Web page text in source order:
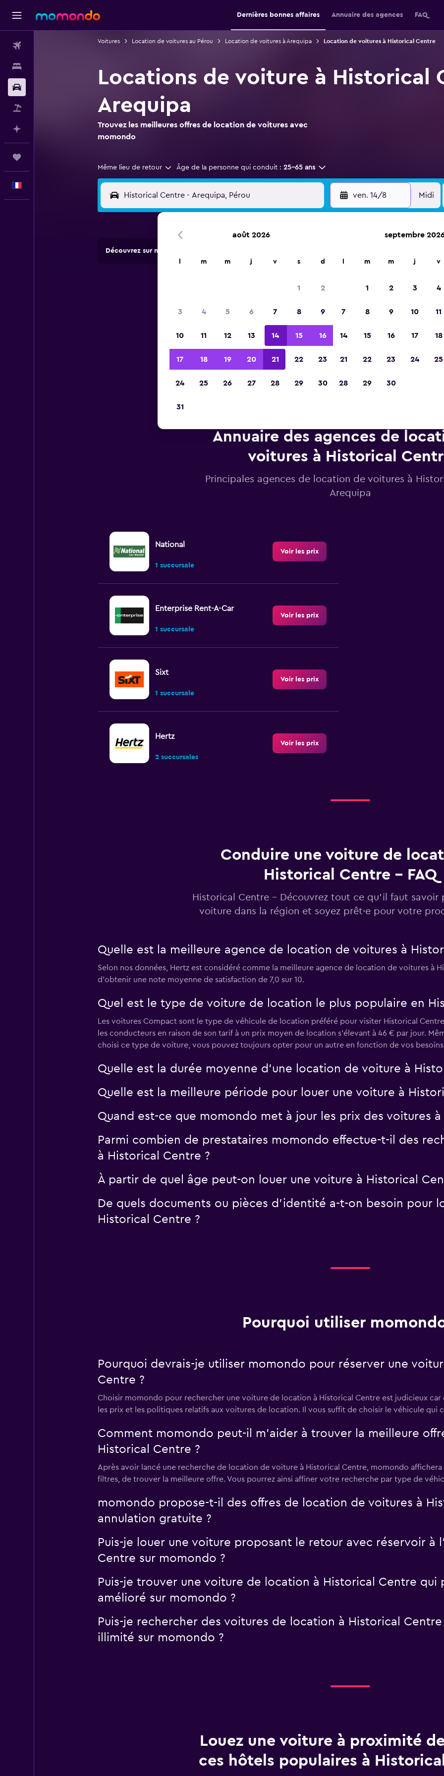
Dernières bonnes affaires Annuaire des agences FAQ
Voitures Location de voitures au Pérou Location de voitures à Arequipa Location de voitures à Historical Centre
Locations de voiture à Historical
Arequipa
Trouvez les meilleures offres de location de voitures avec
momondo
Même lieu de retour Âge de la personne qui conduit : 25-65 ans
ven. 14/8 Midi
Découvrez sur momondo des offres d'agences de location dans plus de 70 000 endroits.
2023
Annuaire des agences de
voitures à Historical
Principales agences de location de voitures à
Arequipa
National
1 succursale
Voir les prix
Enterprise Rent-A-Car
1 succursale
Voir les prix
Sixt
1 succursale
Voir les prix
Hertz
2 succursales
Voir les prix
Mauvais Voir les prix
FlexWays
keddy by Europcar
Voir les prix
Conduire une voiture de
Historical Centre - FAQ
Historical Centre - Découvrez tout ce qu’il faut savoir
voiture dans la région et soyez prêt·e pour votre
Quelle est la meilleure agence de location de voitures à
Selon nos données, Hertz est considéré comme la meilleure agence de location de voitures à
d’obtenir une note moyenne de satisfaction de 7,0 sur 10.
Quel est le type de voiture de location le plus populaire en
Les voitures Compact sont le type de véhicule de location préféré pour visiter Historical
les conducteurs en raison de son tarif à un prix moyen de location s'élevant à 46 € par jour.
choisi ce type de voiture, vous pouvez toujours opter pour un autre en fonction de vos
Quelle est la durée moyenne d’une location de voiture à
Quelle est la meilleure période pour louer une voiture à
Quand est-ce que momondo met à jour les prix des voitures
Parmi combien de prestataires momondo effectue-t-il des
à Historical Centre ?
À partir de quel âge peut-on louer une voiture à Historical
De quels documents ou pièces d'identité a-t-on besoin pour
Historical Centre ?
Pourquoi utiliser
Pourquoi devrais-je utiliser momondo pour réserver une
Centre ?
Choisir momondo pour rechercher une voiture de location à Historical Centre est judicieux
les prix et les politiques relatifs aux voitures de location. Il vous suffit de choisir le véhicule qui
Comment momondo peut-il m’aider à trouver la meilleure
Historical Centre ?
Après avoir lancé une recherche de location de voiture à Historical Centre, momondo
filtres, de trouver la meilleure offre. Vous pourrez ainsi affiner votre recherche par type de
momondo propose-t-il des offres de location de voitures à
annulation gratuite ?
Puis-je louer une voiture proposant le retour avec réservoir à
Centre sur momondo ?
Puis-je trouver une voiture de location à Historical Centre qui
amélioré sur momondo ?
Puis-je rechercher des voitures de location à Historical
illimité sur momondo ?
Louez une voiture à proximité
ces hôtels populaires à
août 2026
m m j v s d
1 2
3 4 5 6 7 8 9
10 11 12 13 14 15 16
17 18 19 20 21 22 23
24 25 26 27 28 29 30
31
septembre
m m j v
1 2 3 4
7 8 9 10 11
14 15 16 17 18
21 22 23 24 25
28 29 30